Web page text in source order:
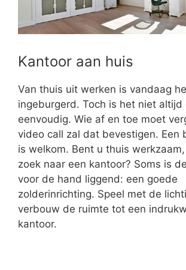
Kantoor aan huis
Van thuis uit werken is vandaag
ingeburgerd. Toch is het niet altijd
eenvoudig. Wie af en toe moet
video call zal dat bevestigen. Een
is welkom. Bent u thuis
zoek naar een kantoor? Soms is
voor de hand liggend: een goede
zolderinrichting. Speel met de
verbouw de ruimte tot een
kantoor.